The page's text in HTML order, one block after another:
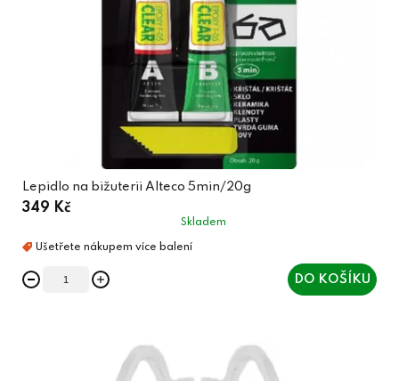
Lepidlo na bižuterii Alteco 5min/20g
349 Kč
Skladem
DO KOŠÍKU